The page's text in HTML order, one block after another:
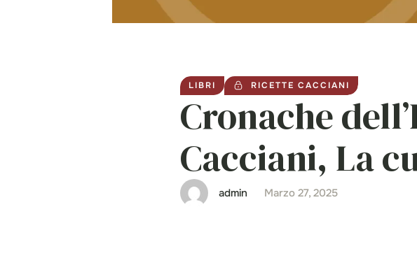
LIBRI RICETTE CACCIANI
Cronache
Cacciani, La
admin Marzo 27, 2025